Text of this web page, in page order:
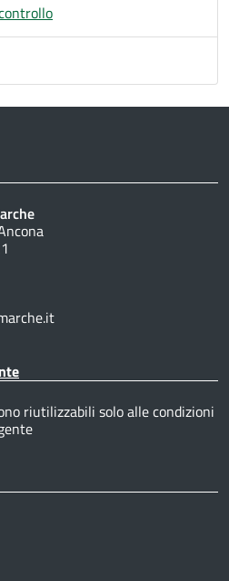
riutilizzabili solo alle condizioni